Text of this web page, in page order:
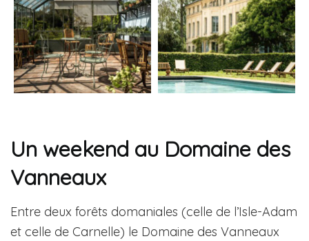
Un weekend au Domaine des
Vanneaux
Entre deux forêts domaniales (celle de l’Isle-Adam
et celle de Carnelle) le Domaine des Vanneaux